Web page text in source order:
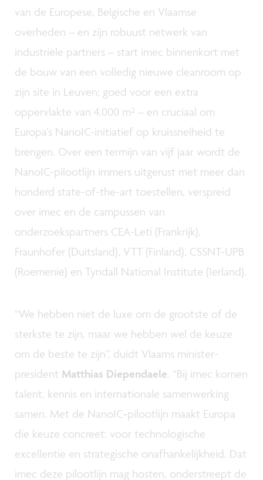
van de Europese, Belgische en Vlaamse
overheden – en zijn robuust netwerk van
industriële partners – start imec binnenkort met
de bouw van een volledig nieuwe cleanroom op
zijn site in Leuven; goed voor een extra
oppervlakte van 4.000 m² – en cruciaal om
Europa’s NanoIC-initiatief op kruissnelheid te
brengen. Over een termijn van vijf jaar wordt de
NanoIC-pilootlijn immers uitgerust met meer dan
honderd state-of-the-art toestellen, verspreid
over imec en de campussen van
onderzoekspartners CEA-Leti (Frankrijk),
Fraunhofer (Duitsland), VTT (Finland), CSSNT-UPB
(Roemenië) en Tyndall National Institute (Ierland).
“We hebben niet de luxe om de grootste of de
sterkste te zijn, maar we hebben wel de keuze
om de beste te zijn”, duidt Vlaams minister-
president Matthias Diependaele. “Bij imec komen
talent, kennis en internationale samenwerking
samen. Met de NanoIC‑pilootlijn maakt Europa
die keuze concreet: voor technologische
excellentie en strategische onafhankelijkheid. Dat
imec deze pilootlijn mag hosten, onderstreept de